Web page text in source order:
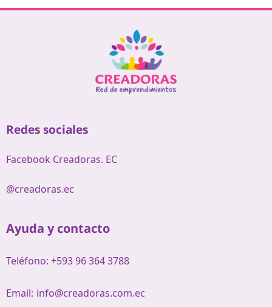
Redes sociales
Facebook Creadoras. EC
@creadoras.ec
Ayuda y contacto
Teléfono: +593 96 364 3788
Email: info@creadoras.com.ec